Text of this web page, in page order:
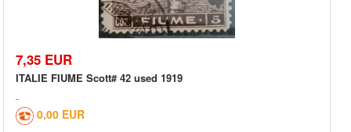
7,35 EUR
ITALIE FIUME Scott# 42 used 1919
0,00 EUR